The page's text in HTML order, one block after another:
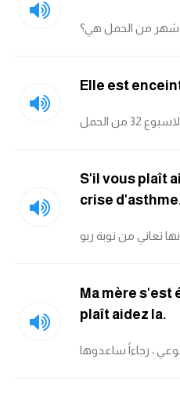
شهر من الحمل هي؟
Elle est
32 من الحمل
S'il vous plaît
crise
تعاني من نوبة ربو
Ma mère s'est
plaît aidez la.
، رجاءاً ساعدوها